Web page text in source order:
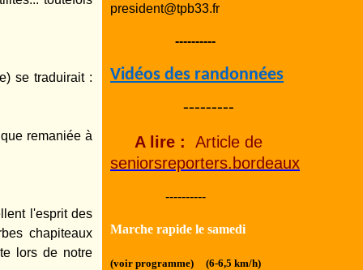
se traduirait :
remaniée à
l'esprit des
chapiteaux
lors de notre
president@tpb33.fr
----------
Vidéos des randonnées
---------
A lire : Article de
seniorsreporters.bordeaux
----------
Marche rapide le samedi
(voir programme) (6-6,5 km/h)